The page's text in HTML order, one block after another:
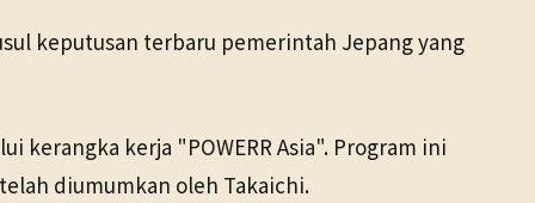
keputusan terbaru pemerintah Jepang yang
kerja "POWERR Asia". Program ini
diumumkan oleh Takaichi.